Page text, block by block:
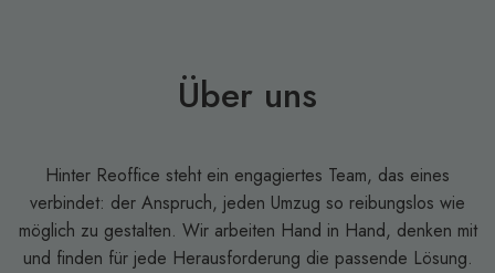
Über uns
Hinter Reoffice steht ein engagiertes Team, das eines
verbindet: der Anspruch, jeden Umzug so reibungslos wie
möglich zu gestalten. Wir arbeiten Hand in Hand, denken mit
und finden für jede Herausforderung die passende Lösung.